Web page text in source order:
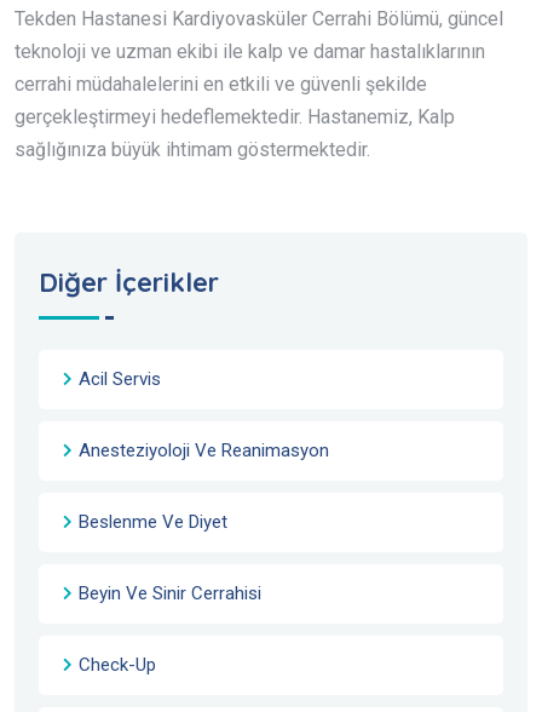
Tekden Hastanesi Kardiyovasküler Cerrahi Bölümü, güncel
teknoloji ve uzman ekibi ile kalp ve damar hastalıklarının
cerrahi müdahalelerini en etkili ve güvenli şekilde
gerçekleştirmeyi hedeflemektedir. Hastanemiz, Kalp
sağlığınıza büyük ihtimam göstermektedir.
Diğer İçerikler
Acil Servis
Anesteziyoloji Ve Reanimasyon
Beslenme Ve Diyet
Beyin Ve Sinir Cerrahisi
Check-Up